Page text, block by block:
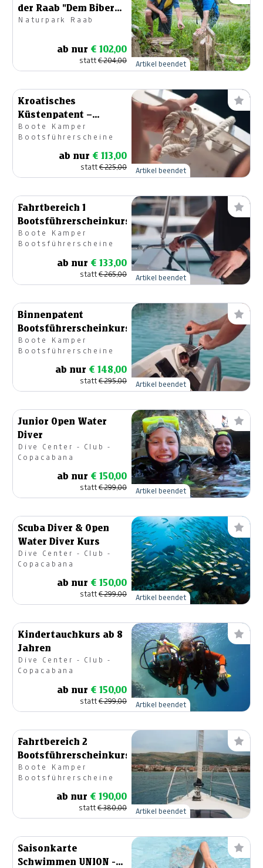
der Raab "Dem Biber
auf der Spur"
Naturpark Raab
ab nur € 102,00
statt€ 204,00 Artikel beendet
Kroatisches
Küstenpatent –
Bootsführerscheinkurs
Boote Kamper
Bootsführerscheine
ab nur € 113,00
statt€ 225,00 Artikel beendet
Fahrtbereich 1
Bootsführerscheinkurs
Boote Kamper
Bootsführerscheine
ab nur € 133,00
statt€ 265,00 Artikel beendet
Binnenpatent
Bootsführerscheinkurs
Boote Kamper
Bootsführerscheine
ab nur € 148,00
statt€ 295,00 Artikel beendet
Junior Open Water
Diver
Dive Center - Club -
Copacabana
ab nur € 150,00
statt€ 299,00 Artikel beendet
Scuba Diver & Open
Water Diver Kurs
Dive Center - Club -
Copacabana
ab nur € 150,00
statt€ 299,00 Artikel beendet
Kindertauchkurs ab 8
Jahren
Dive Center - Club -
Copacabana
ab nur € 150,00
statt€ 299,00 Artikel beendet
Fahrtbereich 2
Bootsführerscheinkurs
Boote Kamper
Bootsführerscheine
ab nur € 190,00
statt€ 380,00 Artikel beendet
Saisonkarte
Schwimmen UNION -